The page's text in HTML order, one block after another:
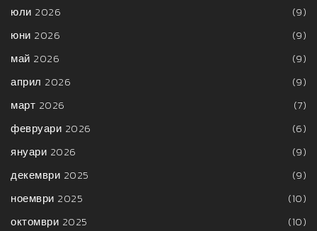
юли 2026
(9)
юни 2026
(9)
май 2026
(9)
април 2026
(9)
март 2026
(7)
февруари 2026
(6)
януари 2026
(9)
декември 2025
(9)
ноември 2025
(10)
октомври 2025
(10)